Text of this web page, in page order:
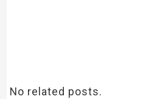
No related posts.